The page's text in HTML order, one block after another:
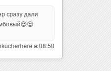
сразу дали
в08:50